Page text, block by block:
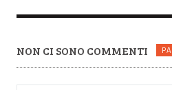
NON CI SONO COMMENTI